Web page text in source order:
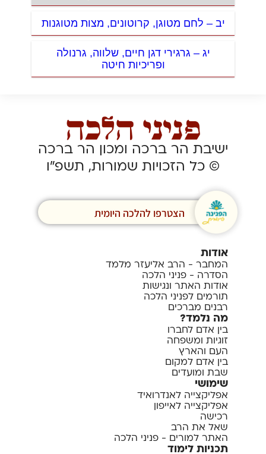
יב – לחם מטוגן, קרוטונים, מצות מטוגנות
יג – גרגירי דגן חיים, שלווה, גרנולה
ופריכיות חיטה
ישיבת הר ברכה ומכון הר ברכה
© כל הזכויות שמורות, תשפ”ו
הצטרפו להלכה היומית
אודות
המחבר - הרב אליעזר מלמד
הסדרה - פניני הלכה
אודות האתר ונגישות
תורמים לפניני הלכה
רבנים מברכים
מה נלמד?
בין אדם לחברו
זוגיות ומשפחה
העם והארץ
בין אדם למקום
שבת ומועדים
שימושי
אפליקצייה לאנדרואיד
אפליקצייה לאייפון
רכישה
שאל את הרב
האתר למורים - פניני הלכה
תכניות לימוד